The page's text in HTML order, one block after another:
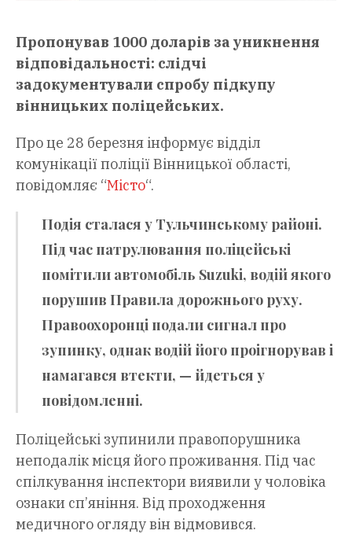
Пропонував 1000 доларів за уникнення
відповідальності: слідчі
задокументували спробу підкупу
вінницьких поліцейських.
Про це 28 березня інформує відділ
комунікації поліції Вінницької області,
повідомляє “Mісто“.
Подія сталася у Тульчинському районі.
Під час патрулювання поліцейські
помітили автомобіль Suzuki, водій якого
порушив Правила дорожнього руху.
Правоохоронці подали сигнал про
зупинку, однак водій його проігнорував і
намагався втекти, — йдеться у
повідомленні.
Поліцейські зупинили правопорушника
неподалік місця його проживання. Під час
спілкування інспектори виявили у чоловіка
ознаки сп’яніння. Від проходження
медичного огляду він відмовився.